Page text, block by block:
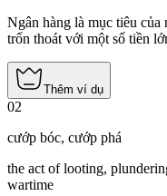
Ngân hàng là mục tiêu của
trốn thoát với một số tiền
Thêm ví dụ
02
cướp bóc, cướp phá
the act of looting,
wartime